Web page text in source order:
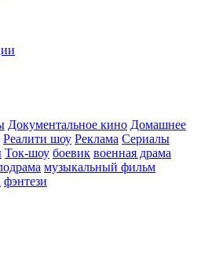
Документальное кино Домашнее
Реалити шоу Реклама Сериалы
Ток-шоу боевик военная драма
музыкальный фильм
фэнтези